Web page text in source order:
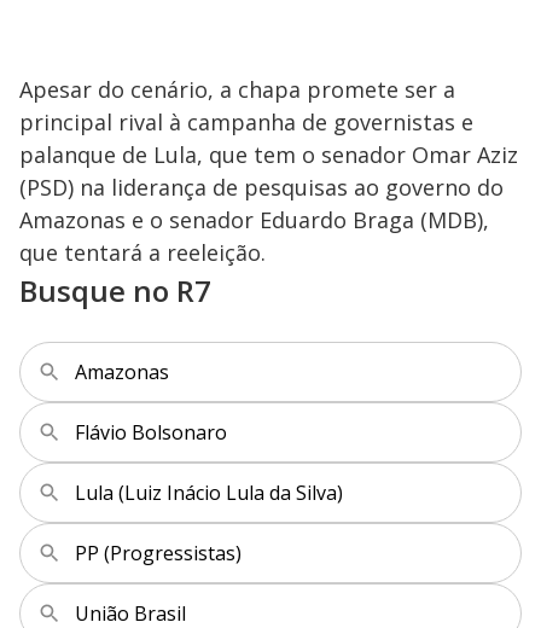
Apesar do cenário, a chapa promete ser a
principal rival à campanha de governistas e
palanque de Lula, que tem o senador Omar Aziz
(PSD) na liderança de pesquisas ao governo do
Amazonas e o senador Eduardo Braga (MDB),
que tentará a reeleição.
Busque no R7
Amazonas
Flávio Bolsonaro
Lula (Luiz Inácio Lula da Silva)
PP (Progressistas)
União Brasil